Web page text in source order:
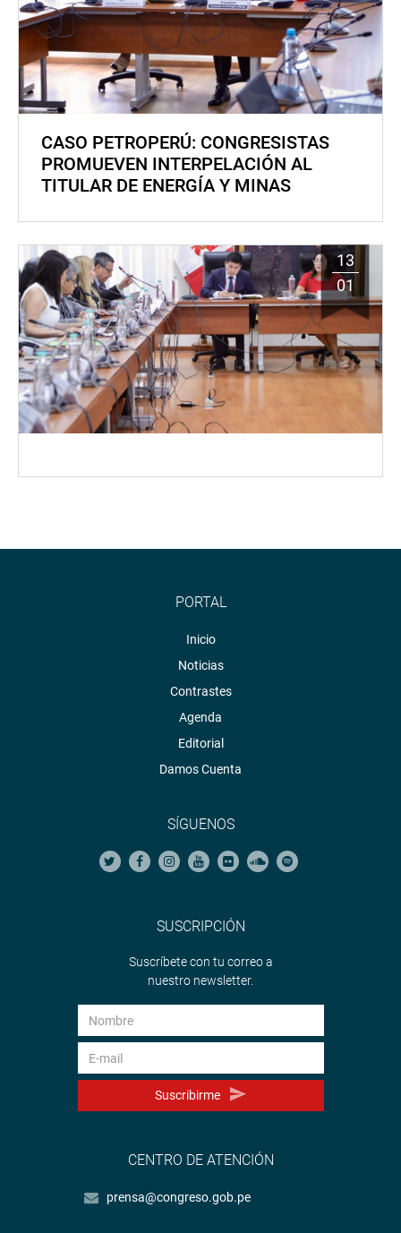
CASO PETROPERÚ: CONGRESISTAS
PROMUEVEN INTERPELACIÓN AL
TITULAR DE ENERGÍA Y MINAS
13
01
PORTAL
Inicio
Noticias
Contrastes
Agenda
Editorial
Damos Cuenta
SÍGUENOS
SUSCRIPCIÓN
Suscríbete con tu correo a
nuestro newsletter.
Suscribirme
CENTRO DE ATENCIÓN
prensa@congreso.gob.pe